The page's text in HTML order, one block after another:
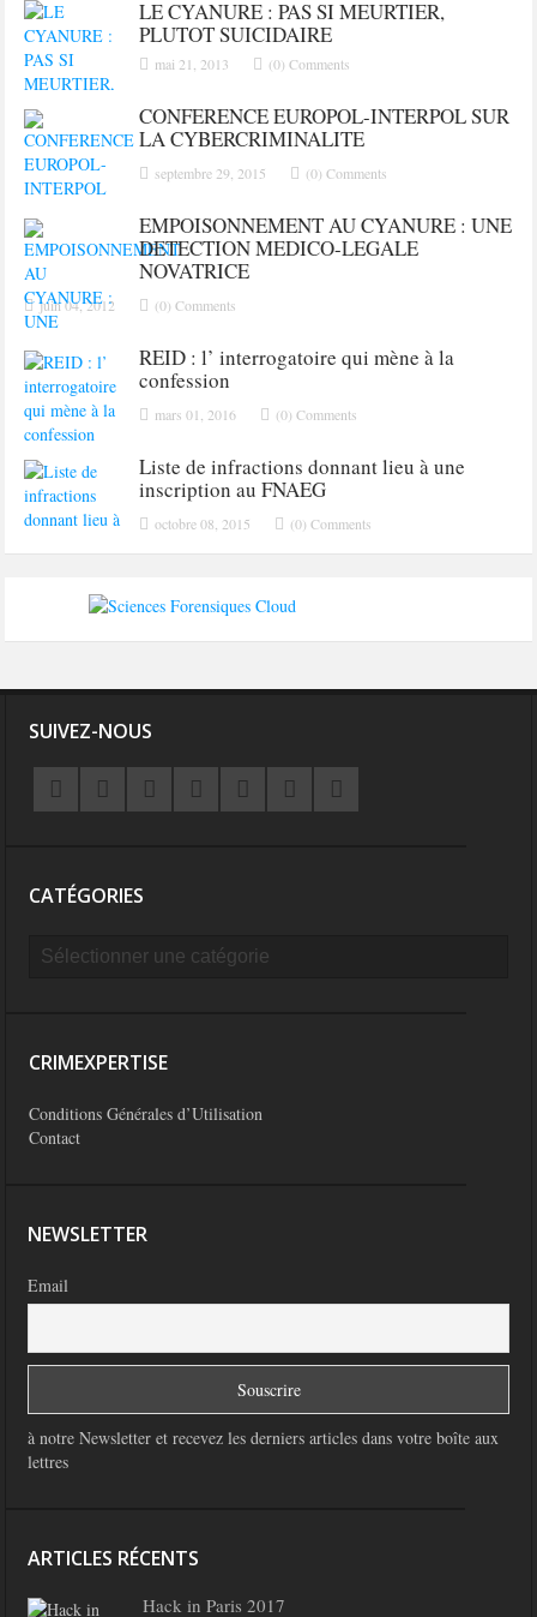
LE CYANURE : PAS SI MEURTIER,
PLUTOT SUICIDAIRE
mai 21, 2013 (0) Comments
CONFERENCE EUROPOL-INTERPOL SUR
LA CYBERCRIMINALITE
septembre 29, 2015 (0) Comments
EMPOISONNEMENT AU CYANURE : UNE
DETECTION MEDICO-LEGALE
NOVATRICE
juin 04, 2012 (0) Comments
REID : l’ interrogatoire qui mène à la
confession
mars 01, 2016 (0) Comments
Liste de infractions donnant lieu à une
inscription au FNAEG
octobre 08, 2015 (0) Comments
SUIVEZ-NOUS
CATÉGORIES
CRIMEXPERTISE
Conditions Générales d’Utilisation
Contact
NEWSLETTER
Email
à notre Newsletter et recevez les derniers articles dans votre boîte aux
lettres
ARTICLES RÉCENTS
Hack in Paris 2017